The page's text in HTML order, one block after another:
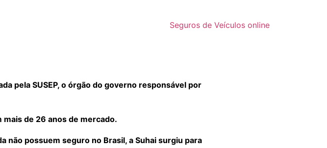
Seguros de Veículos online
pela SUSEP, o órgão do governo responsável por
de 26 anos de mercado.
não possuem seguro no Brasil, a Suhai surgiu para